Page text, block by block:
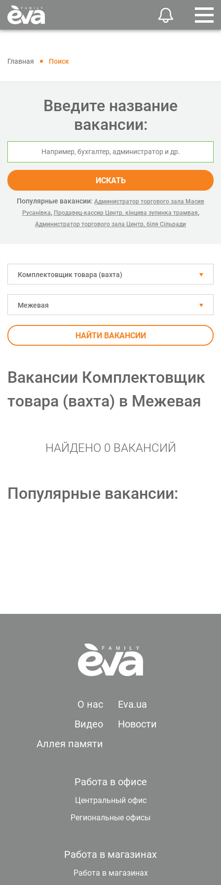
Главная Поиск
Введите название
вакансии:
ИСКАТЬ
Популярные вакансии: Администратор торгового зала Масив
Русанівка, Продавец-кассир Центр, кінцева зупинка трамвая,
Администратор торгового зала Центр, біля Сільради
Комплектовщик товара (вахта)
Межевая
НАЙТИ ВАКАНСИИ
Вакансии Комплектовщик
товара (вахта) в Межевая
НАЙДЕНО 0 ВАКАНСИЙ
Популярные вакансии:
О нас
Eva.ua
Видео
Новости
Аллея памяти
Работа в офисе
Центральный офис
Региональные офисы
Работа в магазинах
Работа в магазинах